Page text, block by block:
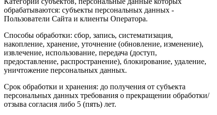
обрабатываются: субъекты персональных данных -
Пользователи Сайта и клиенты Оператора.
Способы обработки: сбор, запись, систематизация,
накопление, хранение, уточнение (обновление, изменение),
извлечение, использование, передача (доступ,
предоставление, распространение), блокирование, удаление,
уничтожение персональных данных.
Срок обработки и хранения: до получения от субъекта
персональных данных требования о прекращении обработки/
отзыва согласия либо 5 (пять) лет.